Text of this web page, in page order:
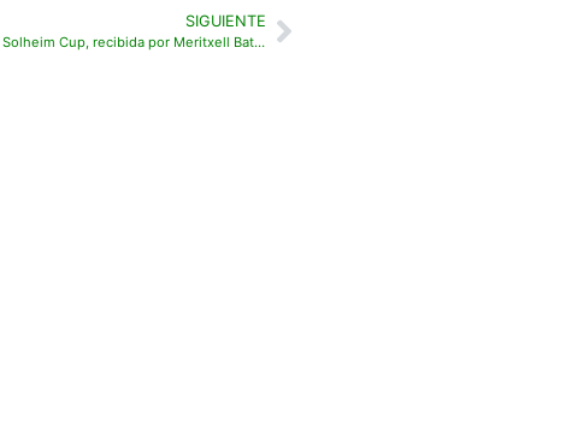
SIGUIENTE
La Solheim Cup, recibida por Meritxell Batet y Miquel Iceta en el Congreso de los Diputados